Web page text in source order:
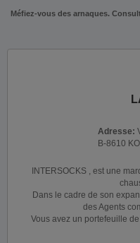
Méfiez-vous des arnaques.
Adresse:
B-8610
INTERSOCKS , est une
Dans le cadre de son
des Agents
Vous avez un portefeuille